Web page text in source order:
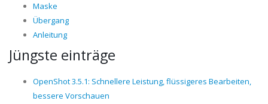
Maske
Übergang
Anleitung
Jüngste einträge
OpenShot 3.5.1: Schnellere Leistung, flüssigeres Bearbeiten,
bessere Vorschauen